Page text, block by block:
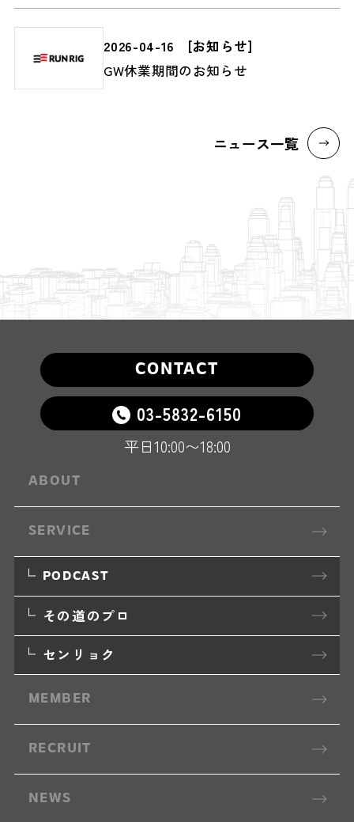
2026-04-16 [お知らせ]
GW休業期間のお知らせ
ニュース一覧
CONTACT
03-5832-6150
平日10:00〜18:00
ABOUT
SERVICE
PODCAST
その道のプロ
センリョク
MEMBER
RECRUIT
NEWS